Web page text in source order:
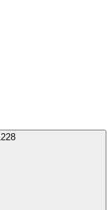
+7 (959) 1891228